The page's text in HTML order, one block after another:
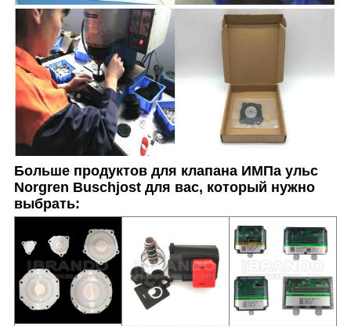
Больше продуктов для клапана ИМПа ульс
Norgren Buschjostдля вас, который нужно
выбрать: